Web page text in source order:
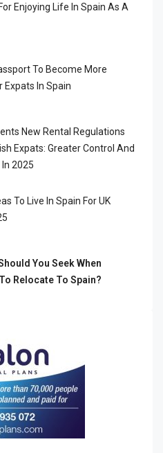
Enjoying Life In Spain As A
To Become More
Expats In Spain
New Rental Regulations
Expats: Greater Control And
2025
To Live In Spain For UK
You Seek When
Relocate To Spain?